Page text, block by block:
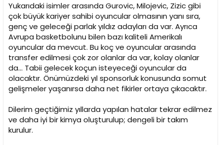
Yukarıdaki isimler arasında Gurovic, Milojevic, Zizic gibi
çok büyük kariyer sahibi oyuncular olmasının yanı sıra,
genç ve geleceği parlak yıldız adayları da var. Ayrıca
Avrupa basketbolunu bilen bazı kaliteli Amerikalı
oyuncular da mevcut. Bu koç ve oyuncular arasında
transfer edilmesi çok zor olanlar da var, kolay olanlar
da... Tabii gelecek koçun isteyeceği oyuncular da
olacaktır. Önümüzdeki yıl sponsorluk konusunda somut
gelişmeler yaşanırsa daha net fikirler ortaya çıkacaktır.
Dilerim geçtiğimiz yıllarda yapılan hatalar tekrar edilmez
ve daha iyi bir kimya oluşturulup; dengeli bir takım
kurulur.